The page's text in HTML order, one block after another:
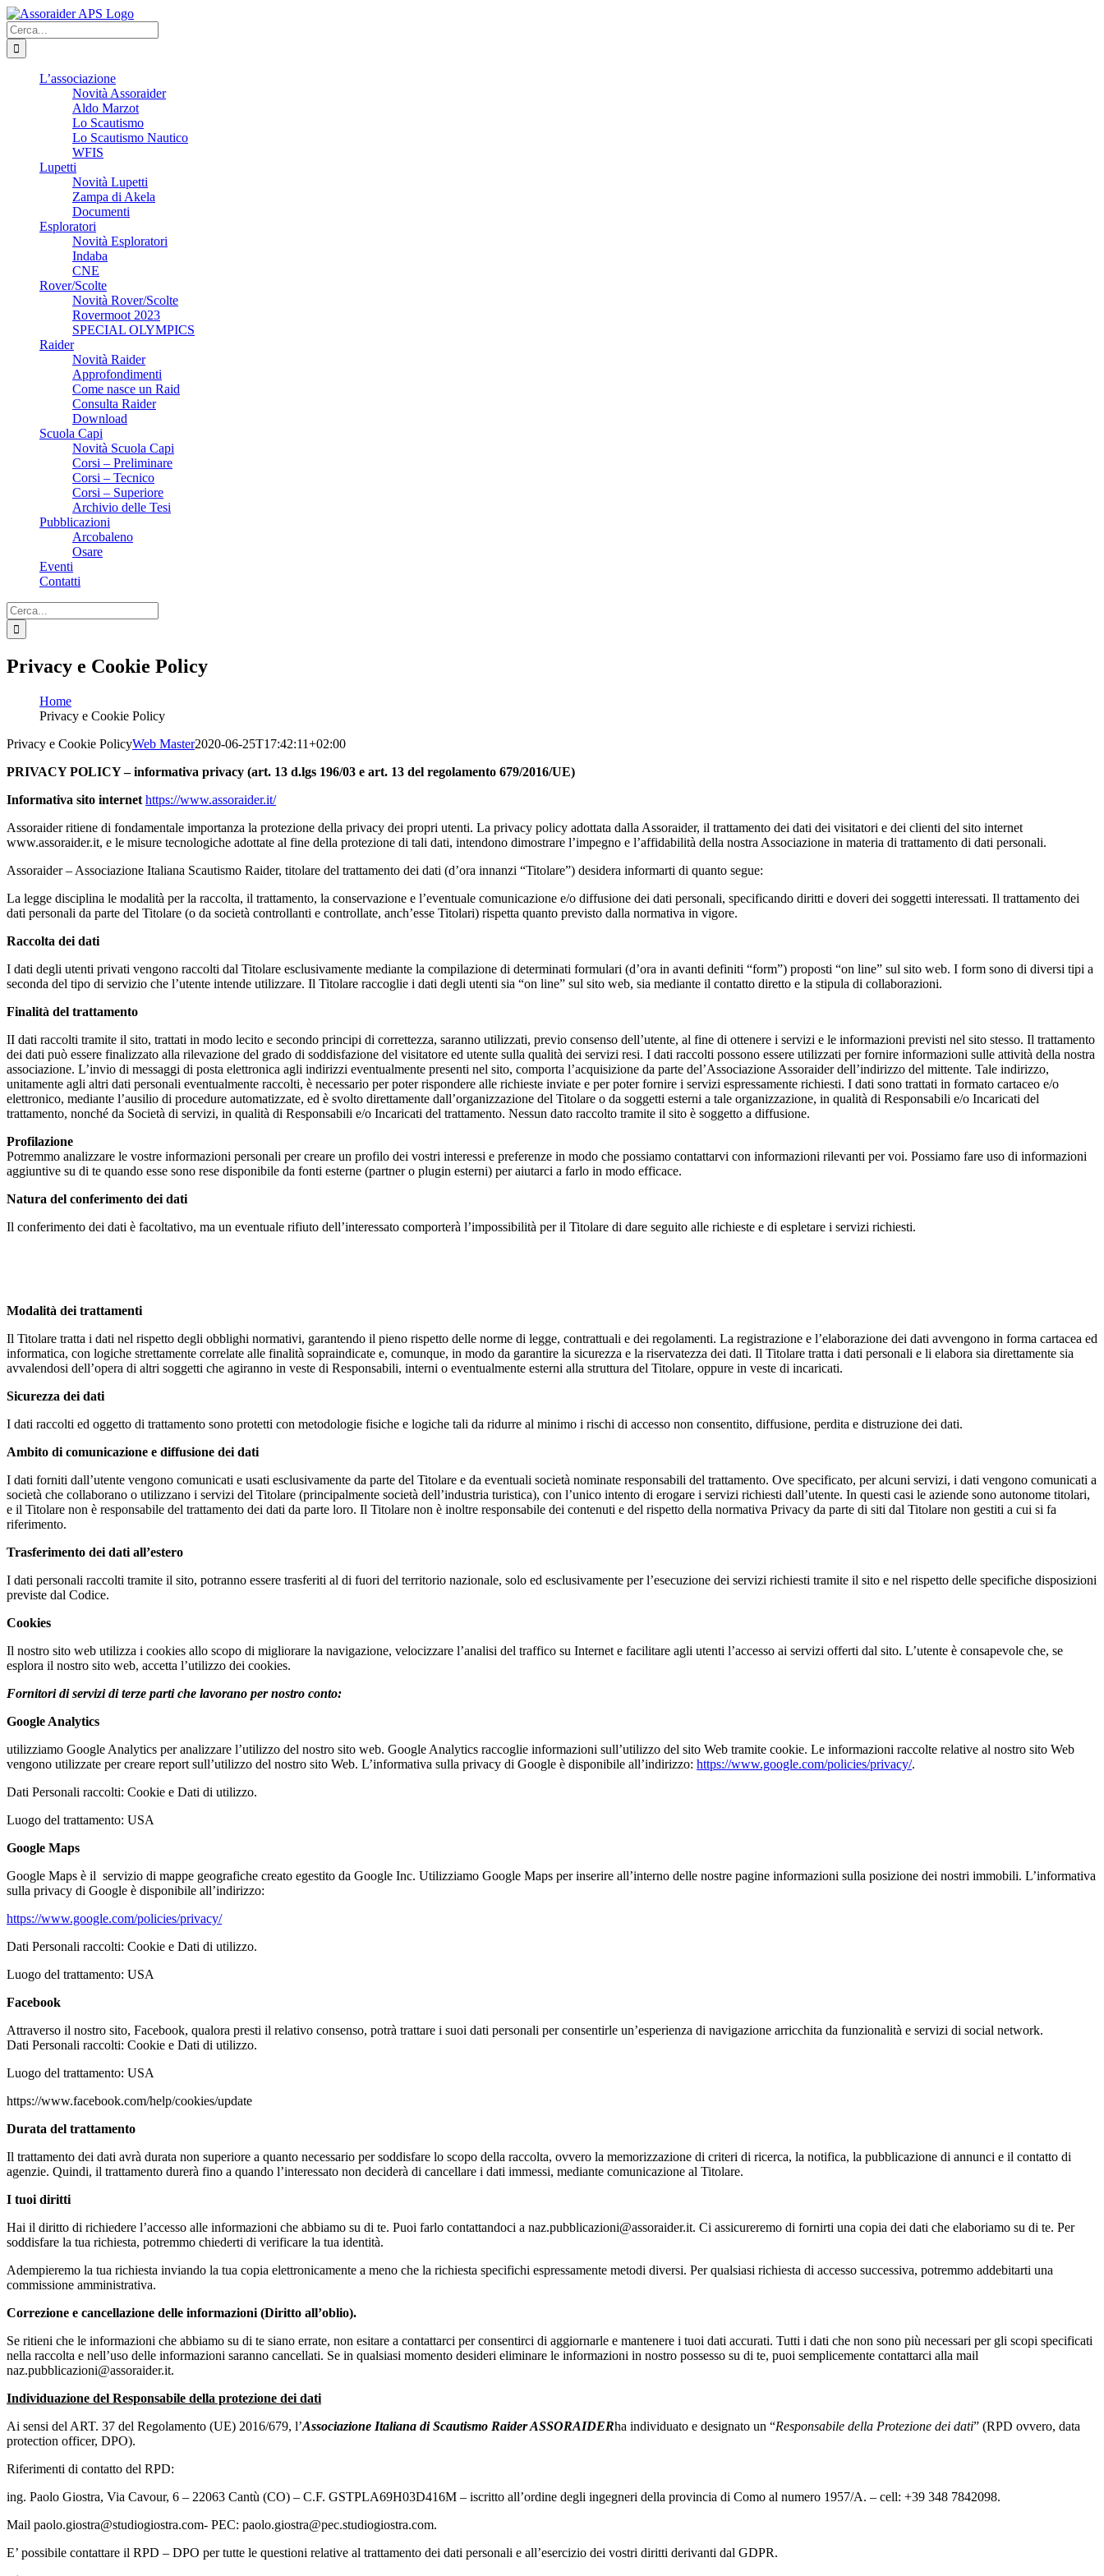
Salta
al
contenuto
Cerca
per:
L’associazione
Novità Assoraider
Aldo Marzot
Lo Scautismo
Lo Scautismo Nautico
WFIS
Lupetti
Novità Lupetti
Zampa di Akela
Documenti
Esploratori
Novità Esploratori
Indaba
CNE
Rover/Scolte
Novità Rover/Scolte
Rovermoot 2023
SPECIAL OLYMPICS
Raider
Novità Raider
Approfondimenti
Come nasce un Raid
Consulta Raider
Download
Scuola Capi
Novità Scuola Capi
Corsi – Preliminare
Corsi – Tecnico
Corsi – Superiore
Archivio delle Tesi
Pubblicazioni
Arcobaleno
Osare
Eventi
Contatti
Cerca
per:
Privacy e Cookie Policy
Home
Privacy e Cookie Policy
Privacy e Cookie PolicyWeb Master2020-06-25T17:42:11+02:00
PRIVACY POLICY – informativa privacy (art. 13 d.lgs 196/03 e art. 13 del regolamento 679/2016/UE)
Informativa sito internet https://www.assoraider.it/
Assoraider ritiene di fondamentale importanza la protezione della privacy dei propri utenti. La privacy policy adottata dalla Assoraider, il trattamento dei dati dei visitatori e dei clienti del sito internet
www.assoraider.it, e le misure tecnologiche adottate al fine della protezione di tali dati, intendono dimostrare l’impegno e l’affidabilità della nostra Associazione in materia di trattamento di dati personali.
Assoraider – Associazione Italiana Scautismo Raider, titolare del trattamento dei dati (d’ora innanzi “Titolare”) desidera informarti di quanto segue:
La legge disciplina le modalità per la raccolta, il trattamento, la conservazione e l’eventuale comunicazione e/o diffusione dei dati personali, specificando diritti e doveri dei soggetti interessati. Il trattamento dei
dati personali da parte del Titolare (o da società controllanti e controllate, anch’esse Titolari) rispetta quanto previsto dalla normativa in vigore.
Raccolta dei dati
I dati degli utenti privati vengono raccolti dal Titolare esclusivamente mediante la compilazione di determinati formulari (d’ora in avanti definiti “form”) proposti “on line” sul sito web. I form sono di diversi tipi a
seconda del tipo di servizio che l’utente intende utilizzare. Il Titolare raccoglie i dati degli utenti sia “on line” sul sito web, sia mediante il contatto diretto e la stipula di collaborazioni.
Finalità del trattamento
II dati raccolti tramite il sito, trattati in modo lecito e secondo principi di correttezza, saranno utilizzati, previo consenso dell’utente, al fine di ottenere i servizi e le informazioni previsti nel sito stesso. Il trattamento
dei dati può essere finalizzato alla rilevazione del grado di soddisfazione del visitatore ed utente sulla qualità dei servizi resi. I dati raccolti possono essere utilizzati per fornire informazioni sulle attività della nostra
associazione. L’invio di messaggi di posta elettronica agli indirizzi eventualmente presenti nel sito, comporta l’acquisizione da parte del’Associazione Assoraider dell’indirizzo del mittente. Tale indirizzo,
unitamente agli altri dati personali eventualmente raccolti, è necessario per poter rispondere alle richieste inviate e per poter fornire i servizi espressamente richiesti. I dati sono trattati in formato cartaceo e/o
elettronico, mediante l’ausilio di procedure automatizzate, ed è svolto direttamente dall’organizzazione del Titolare o da soggetti esterni a tale organizzazione, in qualità di Responsabili e/o Incaricati del
trattamento, nonché da Società di servizi, in qualità di Responsabili e/o Incaricati del trattamento. Nessun dato raccolto tramite il sito è soggetto a diffusione.
Profilazione
Potremmo analizzare le vostre informazioni personali per creare un profilo dei vostri interessi e preferenze in modo che possiamo contattarvi con informazioni rilevanti per voi. Possiamo fare uso di informazioni
aggiuntive su di te quando esse sono rese disponibile da fonti esterne (partner o plugin esterni) per aiutarci a farlo in modo efficace.
Natura del conferimento dei dati
Il conferimento dei dati è facoltativo, ma un eventuale rifiuto dell’interessato comporterà l’impossibilità per il Titolare di dare seguito alle richieste e di espletare i servizi richiesti.
Modalità dei trattamenti
Il Titolare tratta i dati nel rispetto degli obblighi normativi, garantendo il pieno rispetto delle norme di legge, contrattuali e dei regolamenti. La registrazione e l’elaborazione dei dati avvengono in forma cartacea ed
informatica, con logiche strettamente correlate alle finalità sopraindicate e, comunque, in modo da garantire la sicurezza e la riservatezza dei dati. Il Titolare tratta i dati personali e li elabora sia direttamente sia
avvalendosi dell’opera di altri soggetti che agiranno in veste di Responsabili, interni o eventualmente esterni alla struttura del Titolare, oppure in veste di incaricati.
Sicurezza dei dati
I dati raccolti ed oggetto di trattamento sono protetti con metodologie fisiche e logiche tali da ridurre al minimo i rischi di accesso non consentito, diffusione, perdita e distruzione dei dati.
Ambito di comunicazione e diffusione dei dati
I dati forniti dall’utente vengono comunicati e usati esclusivamente da parte del Titolare e da eventuali società nominate responsabili del trattamento. Ove specificato, per alcuni servizi, i dati vengono comunicati a
società che collaborano o utilizzano i servizi del Titolare (principalmente società dell’industria turistica), con l’unico intento di erogare i servizi richiesti dall’utente. In questi casi le aziende sono autonome titolari,
e il Titolare non è responsabile del trattamento dei dati da parte loro. Il Titolare non è inoltre responsabile dei contenuti e del rispetto della normativa Privacy da parte di siti dal Titolare non gestiti a cui si fa
riferimento.
Trasferimento dei dati all’estero
I dati personali raccolti tramite il sito, potranno essere trasferiti al di fuori del territorio nazionale, solo ed esclusivamente per l’esecuzione dei servizi richiesti tramite il sito e nel rispetto delle specifiche disposizioni
previste dal Codice.
Cookies
Il nostro sito web utilizza i cookies allo scopo di migliorare la navigazione, velocizzare l’analisi del traffico su Internet e facilitare agli utenti l’accesso ai servizi offerti dal sito. L’utente è consapevole che, se
esplora il nostro sito web, accetta l’utilizzo dei cookies.
Fornitori di servizi di terze parti che lavorano per nostro conto:
Google Analytics
utilizziamo Google Analytics per analizzare l’utilizzo del nostro sito web. Google Analytics raccoglie informazioni sull’utilizzo del sito Web tramite cookie. Le informazioni raccolte relative al nostro sito Web
vengono utilizzate per creare report sull’utilizzo del nostro sito Web. L’informativa sulla privacy di Google è disponibile all’indirizzo: https://www.google.com/policies/privacy/.
Dati Personali raccolti: Cookie e Dati di utilizzo.
Luogo del trattamento: USA
Google Maps
Google Maps è il servizio di mappe geografiche creato egestito da Google Inc. Utilizziamo Google Maps per inserire all’interno delle nostre pagine informazioni sulla posizione dei nostri immobili. L’informativa
sulla privacy di Google è disponibile all’indirizzo:
https://www.google.com/policies/privacy/
Dati Personali raccolti: Cookie e Dati di utilizzo.
Luogo del trattamento: USA
Facebook
Attraverso il nostro sito, Facebook, qualora presti il relativo consenso, potrà trattare i suoi dati personali per consentirle un’esperienza di navigazione arricchita da funzionalità e servizi di social network.
Dati Personali raccolti: Cookie e Dati di utilizzo.
Luogo del trattamento: USA
https://www.facebook.com/help/cookies/update
Durata del trattamento
Il trattamento dei dati avrà durata non superiore a quanto necessario per soddisfare lo scopo della raccolta, ovvero la memorizzazione di criteri di ricerca, la notifica, la pubblicazione di annunci e il contatto di
agenzie. Quindi, il trattamento durerà fino a quando l’interessato non deciderà di cancellare i dati immessi, mediante comunicazione al Titolare.
I tuoi diritti
Hai il diritto di richiedere l’accesso alle informazioni che abbiamo su di te. Puoi farlo contattandoci a naz.pubblicazioni@assoraider.it. Ci assicureremo di fornirti una copia dei dati che elaboriamo su di te. Per
soddisfare la tua richiesta, potremmo chiederti di verificare la tua identità.
Adempieremo la tua richiesta inviando la tua copia elettronicamente a meno che la richiesta specifichi espressamente metodi diversi. Per qualsiasi richiesta di accesso successiva, potremmo addebitarti una
commissione amministrativa.
Correzione e cancellazione delle informazioni (Diritto all’oblio).
Se ritieni che le informazioni che abbiamo su di te siano errate, non esitare a contattarci per consentirci di aggiornarle e mantenere i tuoi dati accurati. Tutti i dati che non sono più necessari per gli scopi specificati
nella raccolta e nell’uso delle informazioni saranno cancellati. Se in qualsiasi momento desideri eliminare le informazioni in nostro possesso su di te, puoi semplicemente contattarci alla mail
naz.pubblicazioni@assoraider.it.
Individuazione del Responsabile della protezione dei dati
Ai sensi del ART. 37 del Regolamento (UE) 2016/679, l’Associazione Italiana di Scautismo Raider ASSORAIDERha individuato e designato un “Responsabile della Protezione dei dati” (RPD ovvero, data
protection officer, DPO).
Riferimenti di contatto del RPD:
ing. Paolo Giostra, Via Cavour, 6 – 22063 Cantù (CO) – C.F. GSTPLA69H03D416M – iscritto all’ordine degli ingegneri della provincia di Como al numero 1957/A. – cell: +39 348 7842098.
Mail paolo.giostra@studiogiostra.com- PEC: paolo.giostra@pec.studiogiostra.com.
E’ possibile contattare il RPD – DPO per tutte le questioni relative al trattamento dei dati personali e all’esercizio dei vostri diritti derivanti dal GDPR.